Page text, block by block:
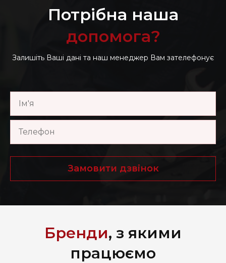
Потрібна наша
допомога?
Залишіть Ваші дані та наш менеджер Вам зателефонує
Замовити дзвінок
Бренди, з якими
працюємо